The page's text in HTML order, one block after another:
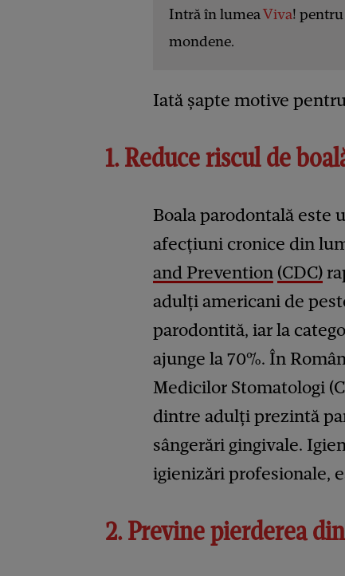
Intră în lumeaViva!
mondene.
Iată șapte motive
1. Reduce riscul de
Boala parodontală este
afecțiuni cronice din
and Prevention (CDC)
adulți americani de
parodontită, iar la
ajunge la 70%. În
Medicilor Stomatologi
dintre adulți prezintă
sângerări gingivale.
igienizări profesionale,
2. Previne pierderea